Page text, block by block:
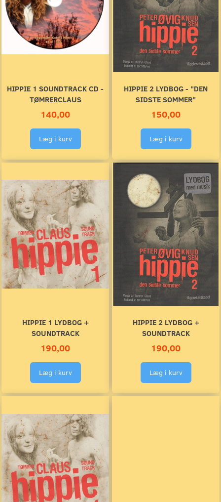
HIPPIE 1 SOUNDTRACK CD -
TØMRERCLAUS
140,00
Læg i kurv
HIPPIE 2 LYDBOG - "DEN
SIDSTE SOMMER"
150,00
Læg i kurv
HIPPIE 1 LYDBOG +
SOUNDTRACK
190,00
Læg i kurv
HIPPIE 2 LYDBOG +
SOUNDTRACK
190,00
Læg i kurv